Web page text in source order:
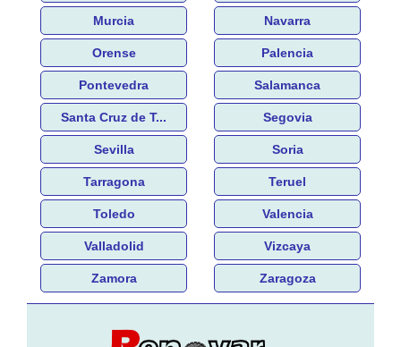
Murcia Navarra
Orense Palencia
Pontevedra Salamanca
Santa Cruz de T... Segovia
Sevilla Soria
Tarragona Teruel
Toledo Valencia
Valladolid Vizcaya
Zamora Zaragoza